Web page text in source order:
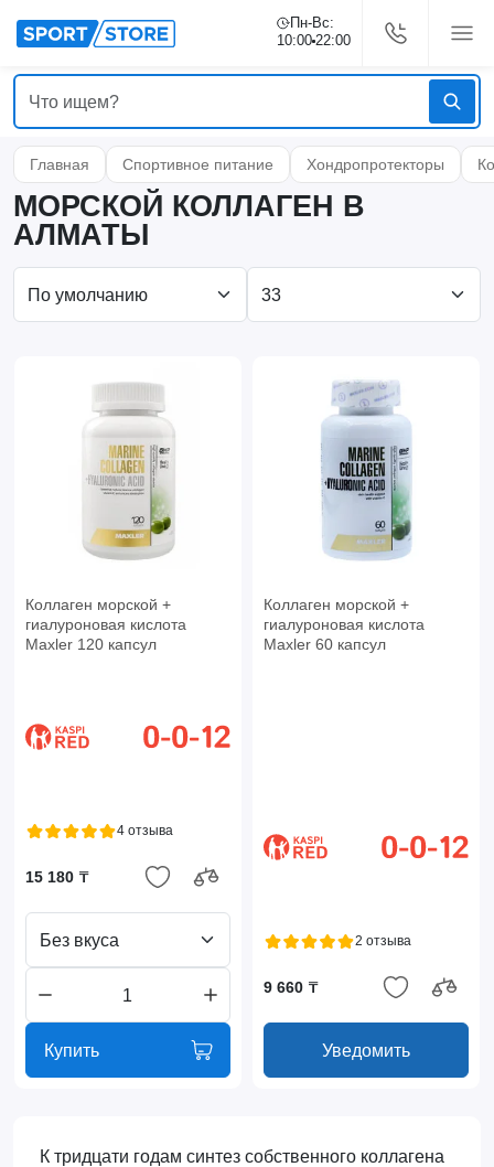
Пн-Вс:
10:00 22:00
Главная Спортивное питание Хондропротекторы
МОРСКОЙ КОЛЛАГЕН В
АЛМАТЫ
Коллаген морской +
гиалуроновая кислота
Maxler 120 капсул
4 отзыва
15 180 ₸
Без вкуса
Купить
Коллаген морской +
гиалуроновая кислота
Maxler 60 капсул
2 отзыва
9 660 ₸
Уведомить
К тридцати годам синтез собственного коллагена